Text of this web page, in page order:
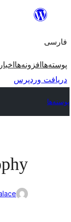
محتوا
فارسی
پوسته‌هاافزونه‌هااخبار
دریافت وردپرس
پوسته‌ها